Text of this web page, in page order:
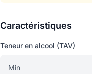
Caractéristiques
Teneur en alcool (TAV)
Min